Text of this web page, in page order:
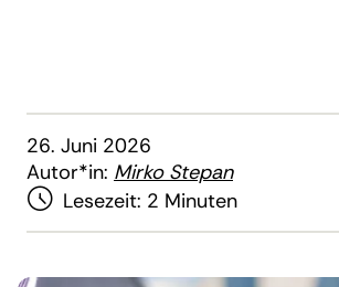
26. Juni 2026
Autor*in: Mirko Stepan
Lesezeit: 2 Minuten